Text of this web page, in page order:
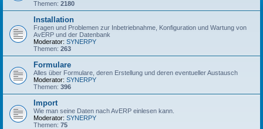
Themen: 2180
Installation
Fragen und Problemen zur Inbetriebnahme, Konfiguration und Wartung von
AvERP und der Datenbank
Moderator: SYNERPY
Themen: 263
Formulare
Alles über Formulare, deren Erstellung und deren eventueller Austausch
Moderator: SYNERPY
Themen: 396
Import
Wie man seine Daten nach AvERP einlesen kann.
Moderator: SYNERPY
Themen: 75